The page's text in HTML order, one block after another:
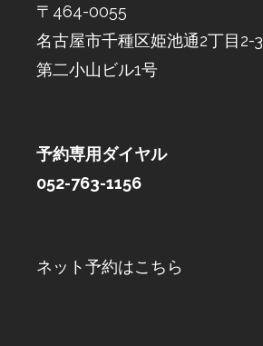
〒464-0055
名古屋市千種区姫池通2丁目2-3
第二小山ビル1号
予約専用ダイヤル
052-763-1156
ネット予約はこちら